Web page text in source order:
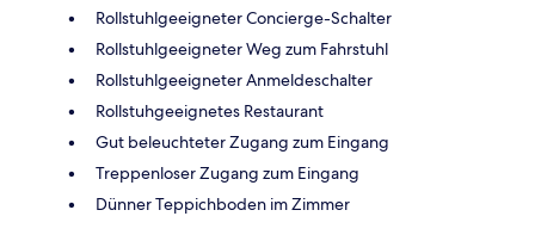
Rollstuhlgeeigneter Concierge-Schalter
Rollstuhlgeeigneter Weg zum Fahrstuhl
Rollstuhlgeeigneter Anmeldeschalter
Rollstuhgeeignetes Restaurant
Gut beleuchteter Zugang zum Eingang
Treppenloser Zugang zum Eingang
Dünner Teppichboden im Zimmer